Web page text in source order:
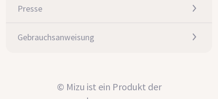
Presse
Gebrauchsanweisung
© Mizu ist ein Produkt der